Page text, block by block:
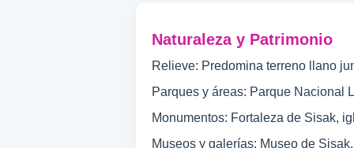
Naturaleza y Patrimonio
Relieve: Predomina terreno llano
Parques y áreas: Parque Nacional
Monumentos: Fortaleza de Sisak,
Museos y galerías: Museo de